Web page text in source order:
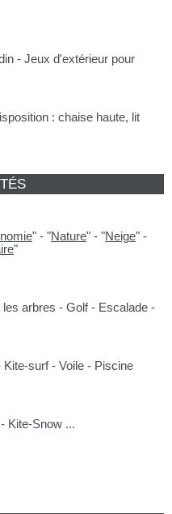
- Jeux d'extérieur pour
: chaise haute, lit
" - "Nature" - "Neige" -
"
arbres - Golf - Escalade -
surf - Voile - Piscine
Kite-Snow ...